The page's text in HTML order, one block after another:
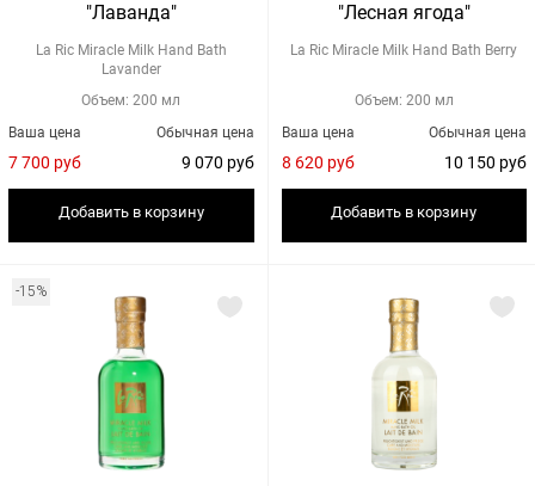
"Лаванда"
La Ric Miracle Milk Hand Bath
Lavander
Объем: 200 мл
Обычная цена
9 070 руб
Ваша цена
7 700 руб
Добавить в корзину
"Лесная ягода"
La Ric Miracle Milk Hand Bath Berry
Объем: 200 мл
Обычная цена
10 150 руб
Ваша цена
8 620 руб
Добавить в корзину
-15%